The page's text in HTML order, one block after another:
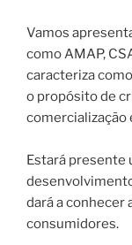
Vamos
como AMAP,
caracteriza
o propósito de
comercialização
Estará presente
dará a conhecer
consumidores.